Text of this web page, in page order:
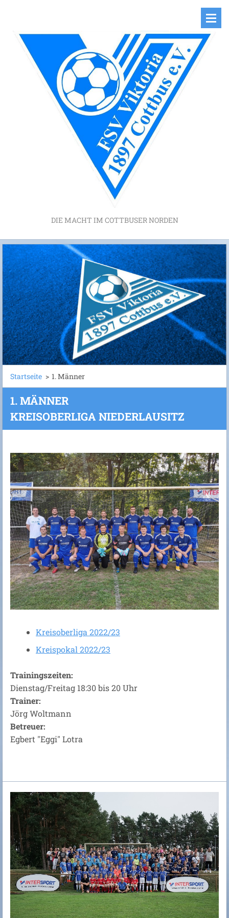
DIE MACHT IM COTTBUSER NORDEN
Startseite > 1. Männer
1. MÄNNER
KREISOBERLIGA NIEDERLAUSITZ
Kreisoberliga 2022/23
Kreispokal 2022/23
Trainingszeiten:
Dienstag/Freitag 18:30 bis 20 Uhr
Trainer:
Jörg Woltmann
Betreuer:
Egbert "Eggi" Lotra